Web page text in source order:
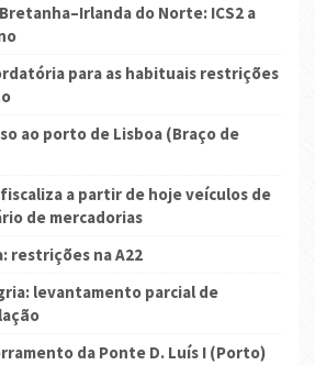
do Norte: ICS2 a
para as habituais restrições
ao porto de Lisboa (Braço de
fiscaliza a partir de hoje veículos de
de mercadorias
restrições na A22
levantamento parcial de
da Ponte D. Luís I (Porto)